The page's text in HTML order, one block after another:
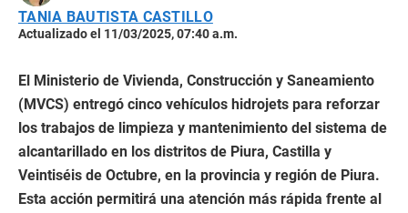
TANIA BAUTISTA CASTILLO
Actualizado el 11/03/2025, 07:40 a.m.
El Ministerio de Vivienda, Construcción y Saneamiento
(MVCS) entregó cinco vehículos hidrojets para reforzar
los trabajos de limpieza y mantenimiento del sistema de
alcantarillado en los distritos de Piura, Castilla y
Veintiséis de Octubre, en la provincia y región de Piura.
Esta acción permitirá una atención más rápida frente al